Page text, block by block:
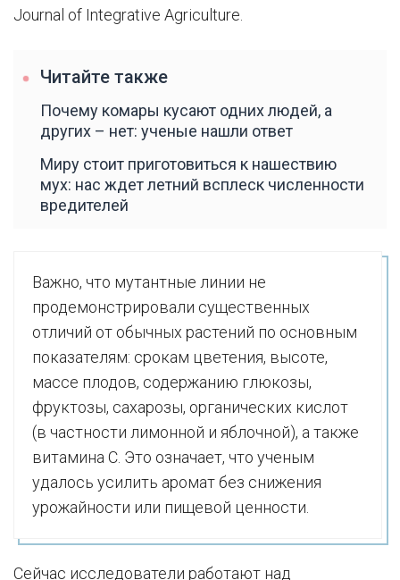
Journal of Integrative Agriculture.
Читайте также
Почему комары кусают одних людей, а
других – нет: ученые нашли ответ
Миру стоит приготовиться к нашествию
мух: нас ждет летний всплеск численности
вредителей
Важно, что мутантные линии не
продемонстрировали существенных
отличий от обычных растений по основным
показателям: срокам цветения, высоте,
массе плодов, содержанию глюкозы,
фруктозы, сахарозы, органических кислот
(в частности лимонной и яблочной), а также
витамина С. Это означает, что ученым
удалось усилить аромат без снижения
урожайности или пищевой ценности.
Сейчас исследователи работают над